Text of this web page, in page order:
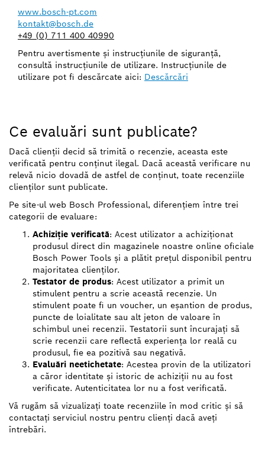
www.bosch-pt.com
kontakt@bosch.de
+49 (0) 711 400 40990
Pentru avertismente şi instrucţiunile de siguranţă,
consultă instrucţiunile de utilizare. Instrucţiunile de
utilizare pot fi descărcate aici: Descărcări
Ce evaluări sunt publicate?
Dacă clienții decid să trimită o recenzie, aceasta este
verificată pentru conținut ilegal. Dacă această verificare nu
relevă nicio dovadă de astfel de conținut, toate recenziile
clienților sunt publicate.
Pe site-ul web Bosch Professional, diferențiem între trei
categorii de evaluare:
Achiziție verificată: Acest utilizator a achiziționat
produsul direct din magazinele noastre online oficiale
Bosch Power Tools și a plătit prețul disponibil pentru
majoritatea clienților.
Testator de produs: Acest utilizator a primit un
stimulent pentru a scrie această recenzie. Un
stimulent poate fi un voucher, un eșantion de produs,
puncte de loialitate sau alt jeton de valoare în
schimbul unei recenzii. Testatorii sunt încurajați să
scrie recenzii care reflectă experiența lor reală cu
produsul, fie ea pozitivă sau negativă.
Evaluări neetichetate: Acestea provin de la utilizatori
a căror identitate și istoric de achiziții nu au fost
verificate. Autenticitatea lor nu a fost verificată.
Vă rugăm să vizualizați toate recenziile în mod critic și să
contactați serviciul nostru pentru clienți dacă aveți
întrebări.